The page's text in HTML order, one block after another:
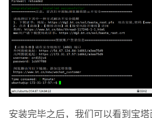
安装完毕之后，我们可以看到宝